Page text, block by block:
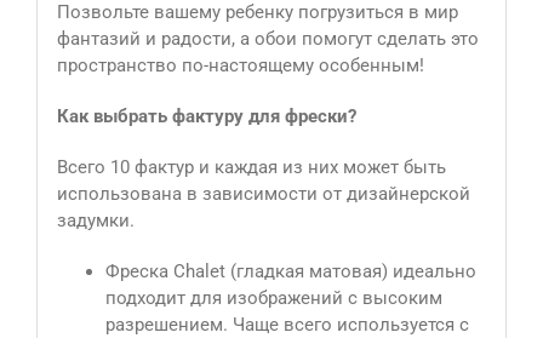
Позвольте вашему ребенку погрузиться в мир
фантазий и радости, а обои помогут сделать это
пространство по-настоящему особенным!
Как выбрать фактуру для фрески?
Всего 10 фактур и каждая из них может быть
использована в зависимости от дизайнерской
задумки.
Фреска Сhalet (гладкая матовая) идеально
подходит для изображений с высоким
разрешением. Чаще всего используется с